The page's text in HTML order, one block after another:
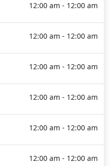
12:00 am - 12:00 am
12:00 am - 12:00 am
12:00 am - 12:00 am
12:00 am - 12:00 am
12:00 am - 12:00 am
12:00 am - 12:00 am